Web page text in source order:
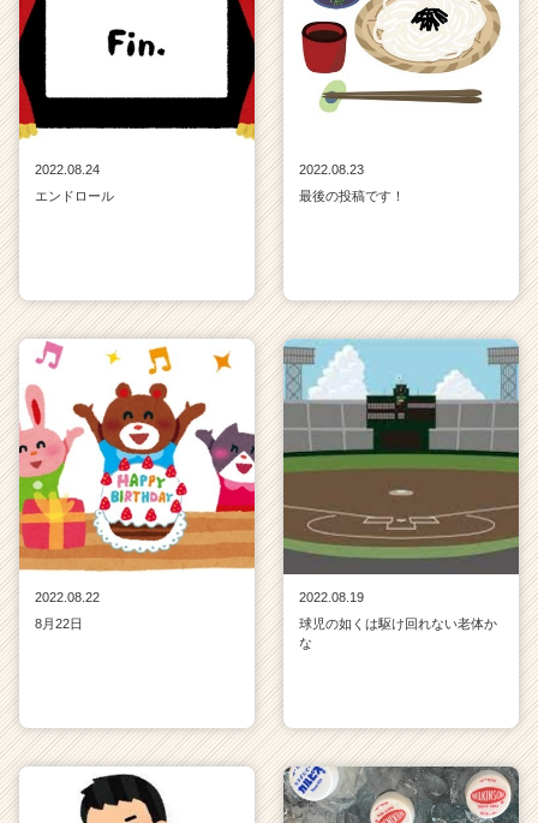
2022.08.24
エンドロール
2022.08.23
最後の投稿です！
2022.08.22
8月22日
2022.08.19
球児の如くは駆け回れない老体か
な